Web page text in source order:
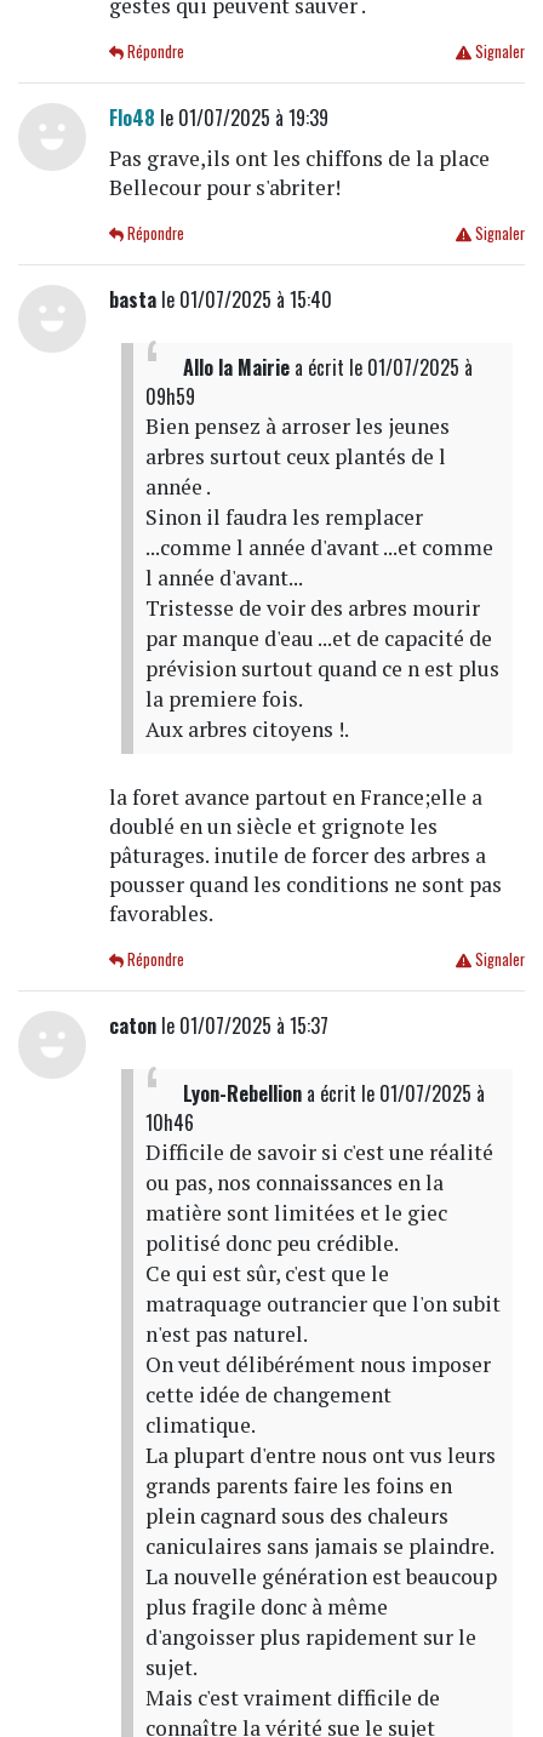
Signaler
Répondre
Flo48 le 01/07/2025 à 19:39
Pas grave,ils ont les chiffons de la place
Bellecour pour s'abriter!
Signaler
Répondre
bastale 01/07/2025 à 15:40
Allo la Mairiea écrit le 01/07/2025 à
09h59
Bien pensez à arroser les jeunes
arbres surtout ceux plantés de l
année .
Sinon il faudra les remplacer
...comme l année d'avant ...et comme
l année d'avant...
Tristesse de voir des arbres mourir
par manque d'eau ...et de capacité de
prévision surtout quand ce n est plus
la premiere fois.
Aux arbres citoyens !.
la foret avance partout en France;elle a
doublé en un siècle et grignote les
pâturages. inutile de forcer des arbres a
pousser quand les conditions ne sont pas
favorables.
Signaler
Répondre
catonle 01/07/2025 à 15:37
Lyon-Rebelliona écrit le 01/07/2025 à
10h46
Difficile de savoir si c'est une réalité
ou pas, nos connaissances en la
matière sont limitées et le giec
politisé donc peu crédible.
Ce qui est sûr, c'est que le
matraquage outrancier que l'on subit
n'est pas naturel.
On veut délibérément nous imposer
cette idée de changement
climatique.
La plupart d'entre nous ont vus leurs
grands parents faire les foins en
plein cagnard sous des chaleurs
caniculaires sans jamais se plaindre.
La nouvelle génération est beaucoup
plus fragile donc à même
d'angoisser plus rapidement sur le
sujet.
Mais c'est vraiment difficile de
connaître la vérité sue le sujet